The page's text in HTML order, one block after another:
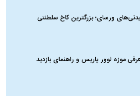
ورسای؛ بزرگترین کاخ سلطنتی
موزه لوور پاریس و راهنمای بازدید